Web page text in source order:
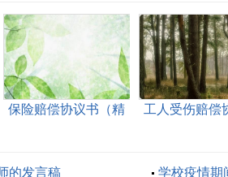
保险赔偿协议书（精
工人受伤赔偿
的发言稿 学校疫情期